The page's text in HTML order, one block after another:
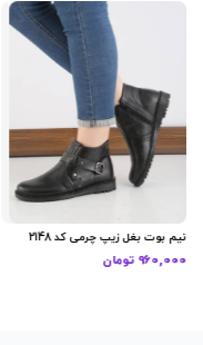
نیم بوت بغل زیپ چرمی کد 2148
960,000 تومان